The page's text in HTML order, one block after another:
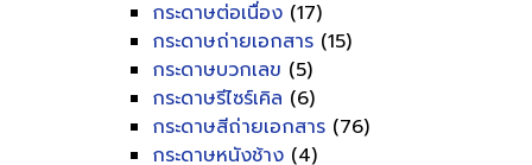
กระดาษต่อเนื่อง (17)
กระดาษถ่ายเอกสาร (15)
กระดาษบวกเลข (5)
กระดาษรีไซร์เคิล (6)
กระดาษสีถ่ายเอกสาร (76)
กระดาษหนังช้าง (4)